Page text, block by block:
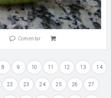
Comentar
8 9 10 11 12 13 14
22 23 24 25 26 27